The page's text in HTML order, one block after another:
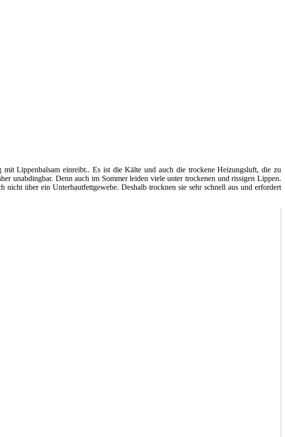
Lippenbalsam einreibt.. Es ist die Kälte und auch die trockene Heizungsluft, die zu
unabdingbar. Denn auch im Sommer leiden viele unter trockenen und rissigen Lippen.
nicht über ein Unterhautfettgewebe. Deshalb trocknen sie sehr schnell aus und erfordert